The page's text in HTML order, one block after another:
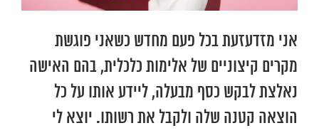
אני מזדעזעת בכל פעם מחדש כשאני פוגשת
מקרים קיצוניים של אלימות כלכלית, בהם האישה
נאלצת לבקש כסף מבעלה, ליידע אותו על כל
הוצאה קטנה שלה ולקבל את רשותו. יוצא לי